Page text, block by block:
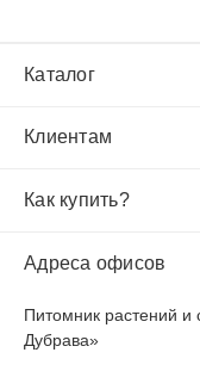
Каталог
Клиентам
Как купить?
Адреса офисов
Питомник растений и
Дубрава»